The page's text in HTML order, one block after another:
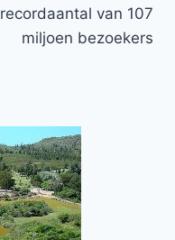
recordaantal van 107
miljoen bezoekers